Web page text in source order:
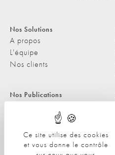
Ce site utilise des cookies
et vous donne le contrôle
Nos Solutions
A propos
L'équipe
Nos clients
Nos Publications
Les Podcasts de L'ObSoCo
L'ObSoCo dans les médias
Contacts